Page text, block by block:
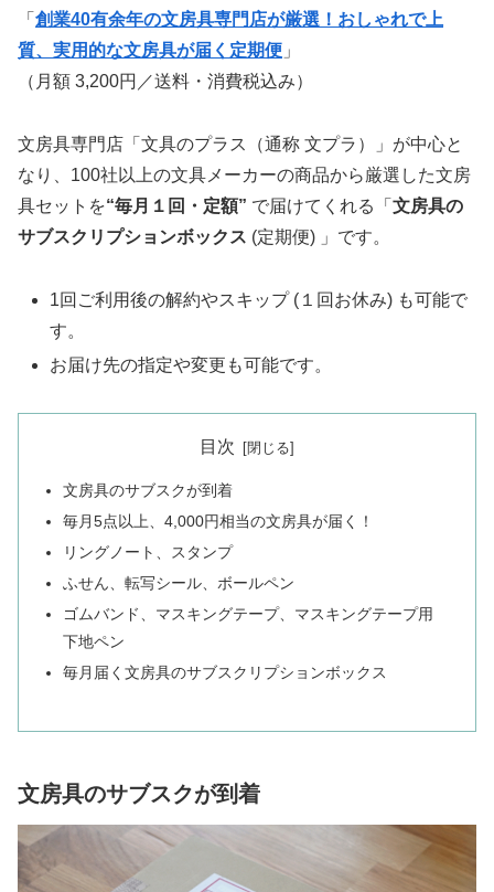
「 創業40有余年の文房具専門店が厳選！おしゃれで上
質、実用的な文房具が届く定期便 」
（月額 3,200円／送料・消費税込み）
文房具専門店「文具のプラス（通称 文プラ）」が中心と
なり、100社以上の文具メーカーの商品から厳選した文房
具セットを“毎月１回・定額” で届けてくれる「 文房具の
サブスクリプションボックス (定期便) 」です。
1回ご利用後の解約やスキップ (１回お休み) も可能で
す。
お届け先の指定や変更も可能です。
目次
文房具のサブスクが到着
毎月5点以上、4,000円相当の文房具が届く！
リングノート、スタンプ
ふせん、転写シール、ボールペン
ゴムバンド、マスキングテープ、マスキングテープ用
下地ペン
毎月届く文房具のサブスクリプションボックス
文房具のサブスクが到着